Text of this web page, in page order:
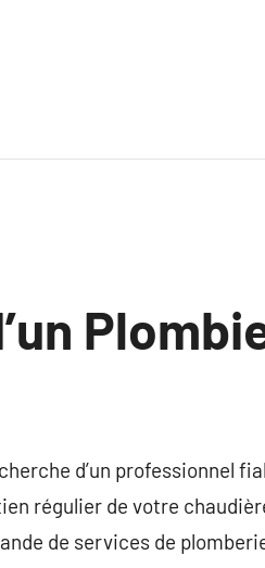
d’un professionnel
régulier de votre
de services de